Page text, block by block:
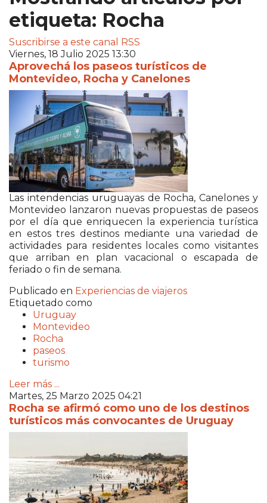
etiqueta: Rocha
Suscribirse a este canal RSS
Viernes, 18 Julio 2025 13:30
Aprovechá los paseos turísticos de
Montevideo, Rocha y Canelones
Las intendencias uruguayas de Rocha, Canelones y
Montevideo lanzaron nuevas propuestas de paseos
por el día que enriquecen la experiencia turística
en estos tres destinos mediante una variedad de
actividades para residentes locales como visitantes
que arriban en plan vacacional o escapada de
feriado o fin de semana.
Publicado en Experiencias de viajeros
Etiquetado como
Uruguay
Montevideo
Rocha
paseos
turismo
Leer más ...
Martes, 25 Marzo 2025 04:21
Rocha se afirmó como uno de los destinos
turísticos más convocantes de Uruguay